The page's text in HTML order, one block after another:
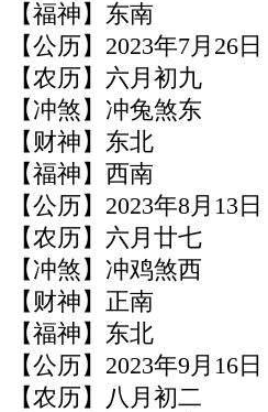
【福神】东南
【公历】2023年7月26日
【农历】六月初九
【冲煞】冲兔煞东
【财神】东北
【福神】西南
【公历】2023年8月13日
【农历】六月廿七
【冲煞】冲鸡煞西
【财神】正南
【福神】东北
【公历】2023年9月16日
【农历】八月初二